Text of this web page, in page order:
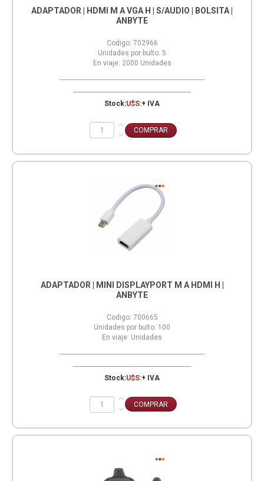
ADAPTADOR | HDMI M A VGA H | S/AUDIO | BOLSITA |
ANBYTE
Codigo: 702966
Unidades por bulto: 5
En viaje: 2000 Unidades
Stock:U$S:+ IVA
ADAPTADOR | MINI DISPLAYPORT M A HDMI H |
ANBYTE
Codigo: 700665
Unidades por bulto: 100
En viaje: Unidades
Stock:U$S:+ IVA